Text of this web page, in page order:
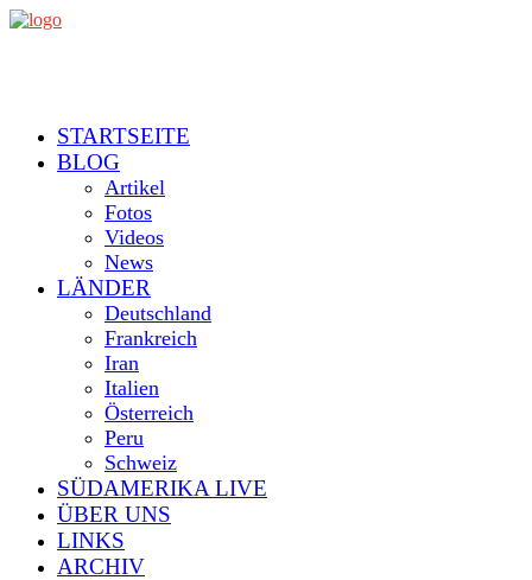
STARTSEITE
BLOG
Artikel
Fotos
Videos
News
LÄNDER
Deutschland
Frankreich
Iran
Italien
Österreich
Peru
Schweiz
SÜDAMERIKA LIVE
ÜBER UNS
LINKS
ARCHIV